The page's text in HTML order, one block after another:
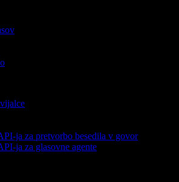
ja za pretvorbo besedila v govor
ja za glasovne agente